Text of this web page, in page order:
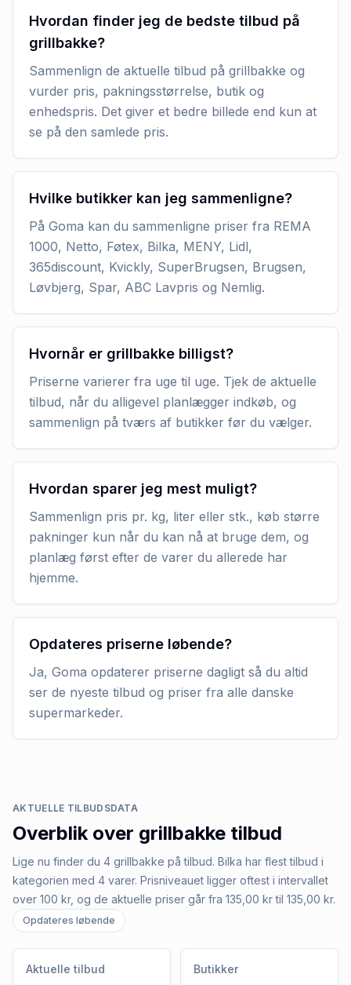
Hvordan finder jeg de bedste tilbud på
grillbakke?
Sammenlign de aktuelle tilbud på grillbakke og
vurder pris, pakningsstørrelse, butik og
enhedspris. Det giver et bedre billede end kun at
se på den samlede pris.
Hvilke butikker kan jeg sammenligne?
På Goma kan du sammenligne priser fra REMA
1000, Netto, Føtex, Bilka, MENY, Lidl,
365discount, Kvickly, SuperBrugsen, Brugsen,
Løvbjerg, Spar, ABC Lavpris og Nemlig.
Hvornår er grillbakke billigst?
Priserne varierer fra uge til uge. Tjek de aktuelle
tilbud, når du alligevel planlægger indkøb, og
sammenlign på tværs af butikker før du vælger.
Hvordan sparer jeg mest muligt?
Sammenlign pris pr. kg, liter eller stk., køb større
pakninger kun når du kan nå at bruge dem, og
planlæg først efter de varer du allerede har
hjemme.
Opdateres priserne løbende?
Ja, Goma opdaterer priserne dagligt så du altid
ser de nyeste tilbud og priser fra alle danske
supermarkeder.
AKTUELLE TILBUDSDATA
Overblik over grillbakke tilbud
Lige nu finder du 4 grillbakke på tilbud. Bilka har flest tilbud i
kategorien med 4 varer. Prisniveauet ligger oftest i intervallet
over 100 kr, og de aktuelle priser går fra 135,00 kr til 135,00 kr.
Opdateres løbende
Aktuelle tilbud Butikker